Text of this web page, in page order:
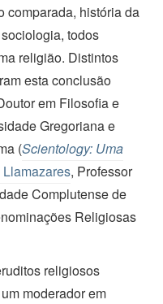
comparada, história da
todos
religião. Distintos
esta conclusão
em Filosofia e
Gregoriana e
(Scientology: Uma
, Professor
Complutense de
Religiosas
religiosos
moderador em